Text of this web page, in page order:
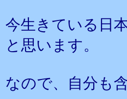
今生きている日
と思います。
なので、自分も